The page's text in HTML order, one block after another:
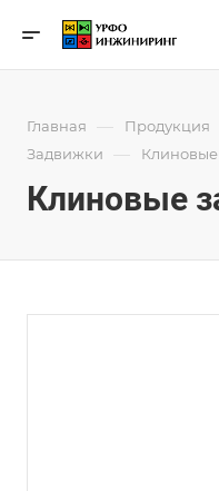
Главная — Продукция
Задвижки —
Клиновые